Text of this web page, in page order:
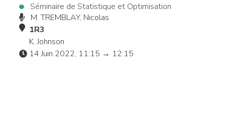
Séminaire de Statistique et Optimisation
M. TREMBLAY, Nicolas
1R3
K. Johnson
14 Juin 2022, 11:15 → 12:15